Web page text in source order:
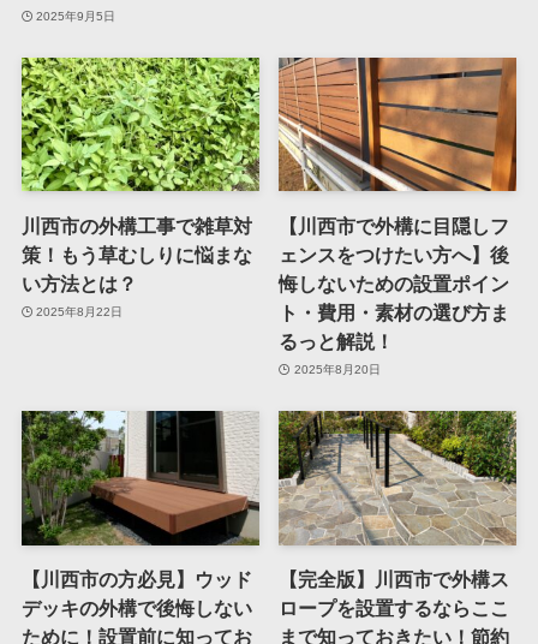
2025年9月5日
川西市の外構工事で雑草対
策！もう草むしりに悩まな
い方法とは？
2025年8月22日
【川西市で外構に目隠しフ
ェンスをつけたい方へ】後
悔しないための設置ポイン
ト・費用・素材の選び方ま
るっと解説！
2025年8月20日
【川西市の方必見】ウッド
デッキの外構で後悔しない
ために！設置前に知ってお
【完全版】川西市で外構ス
ロープを設置するならここ
まで知っておきたい！節約